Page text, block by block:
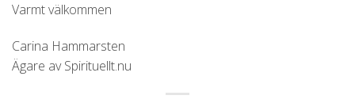
Varmt välkommen
Carina Hammarsten
Ägare av Spirituellt.nu